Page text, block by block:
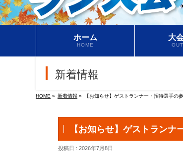
ホーム
HOME
大
新着情報
HOME » 新着情報 » 【お知らせ】ゲストランナー・招待選手の
【お知らせ】ゲストランナ
投稿日 : 2026年7月8日